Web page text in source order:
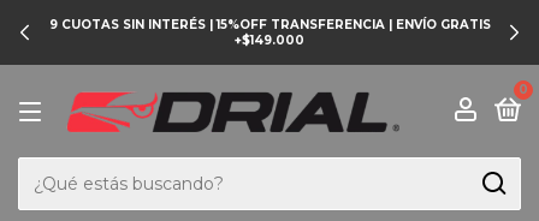
9 CUOTAS SIN INTERÉS | 15%OFF TRANSFERENCIA | ENVÍO GRATIS
+$149.000
0